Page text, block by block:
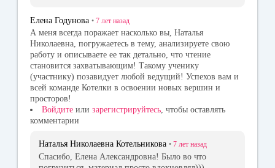
Елена Годунова • 7 лет назад
А меня всегда поражает насколько вы, Наталья
Николаевна, погружаетесь в тему, анализируете свою
работу и описываете ее так детально, что чтение
становится захватывающим! Такому ученику
(участнику) позавидует любой ведущий! Успехов вам и
всей команде Котелки в освоении новых вершин и
просторов!
Войдите или зарегистрируйтесь, чтобы оставлять
комментарии
Наталья Николаевна Котельникова • 7 лет назад
Спасибо, Елена Александровна! Было во что